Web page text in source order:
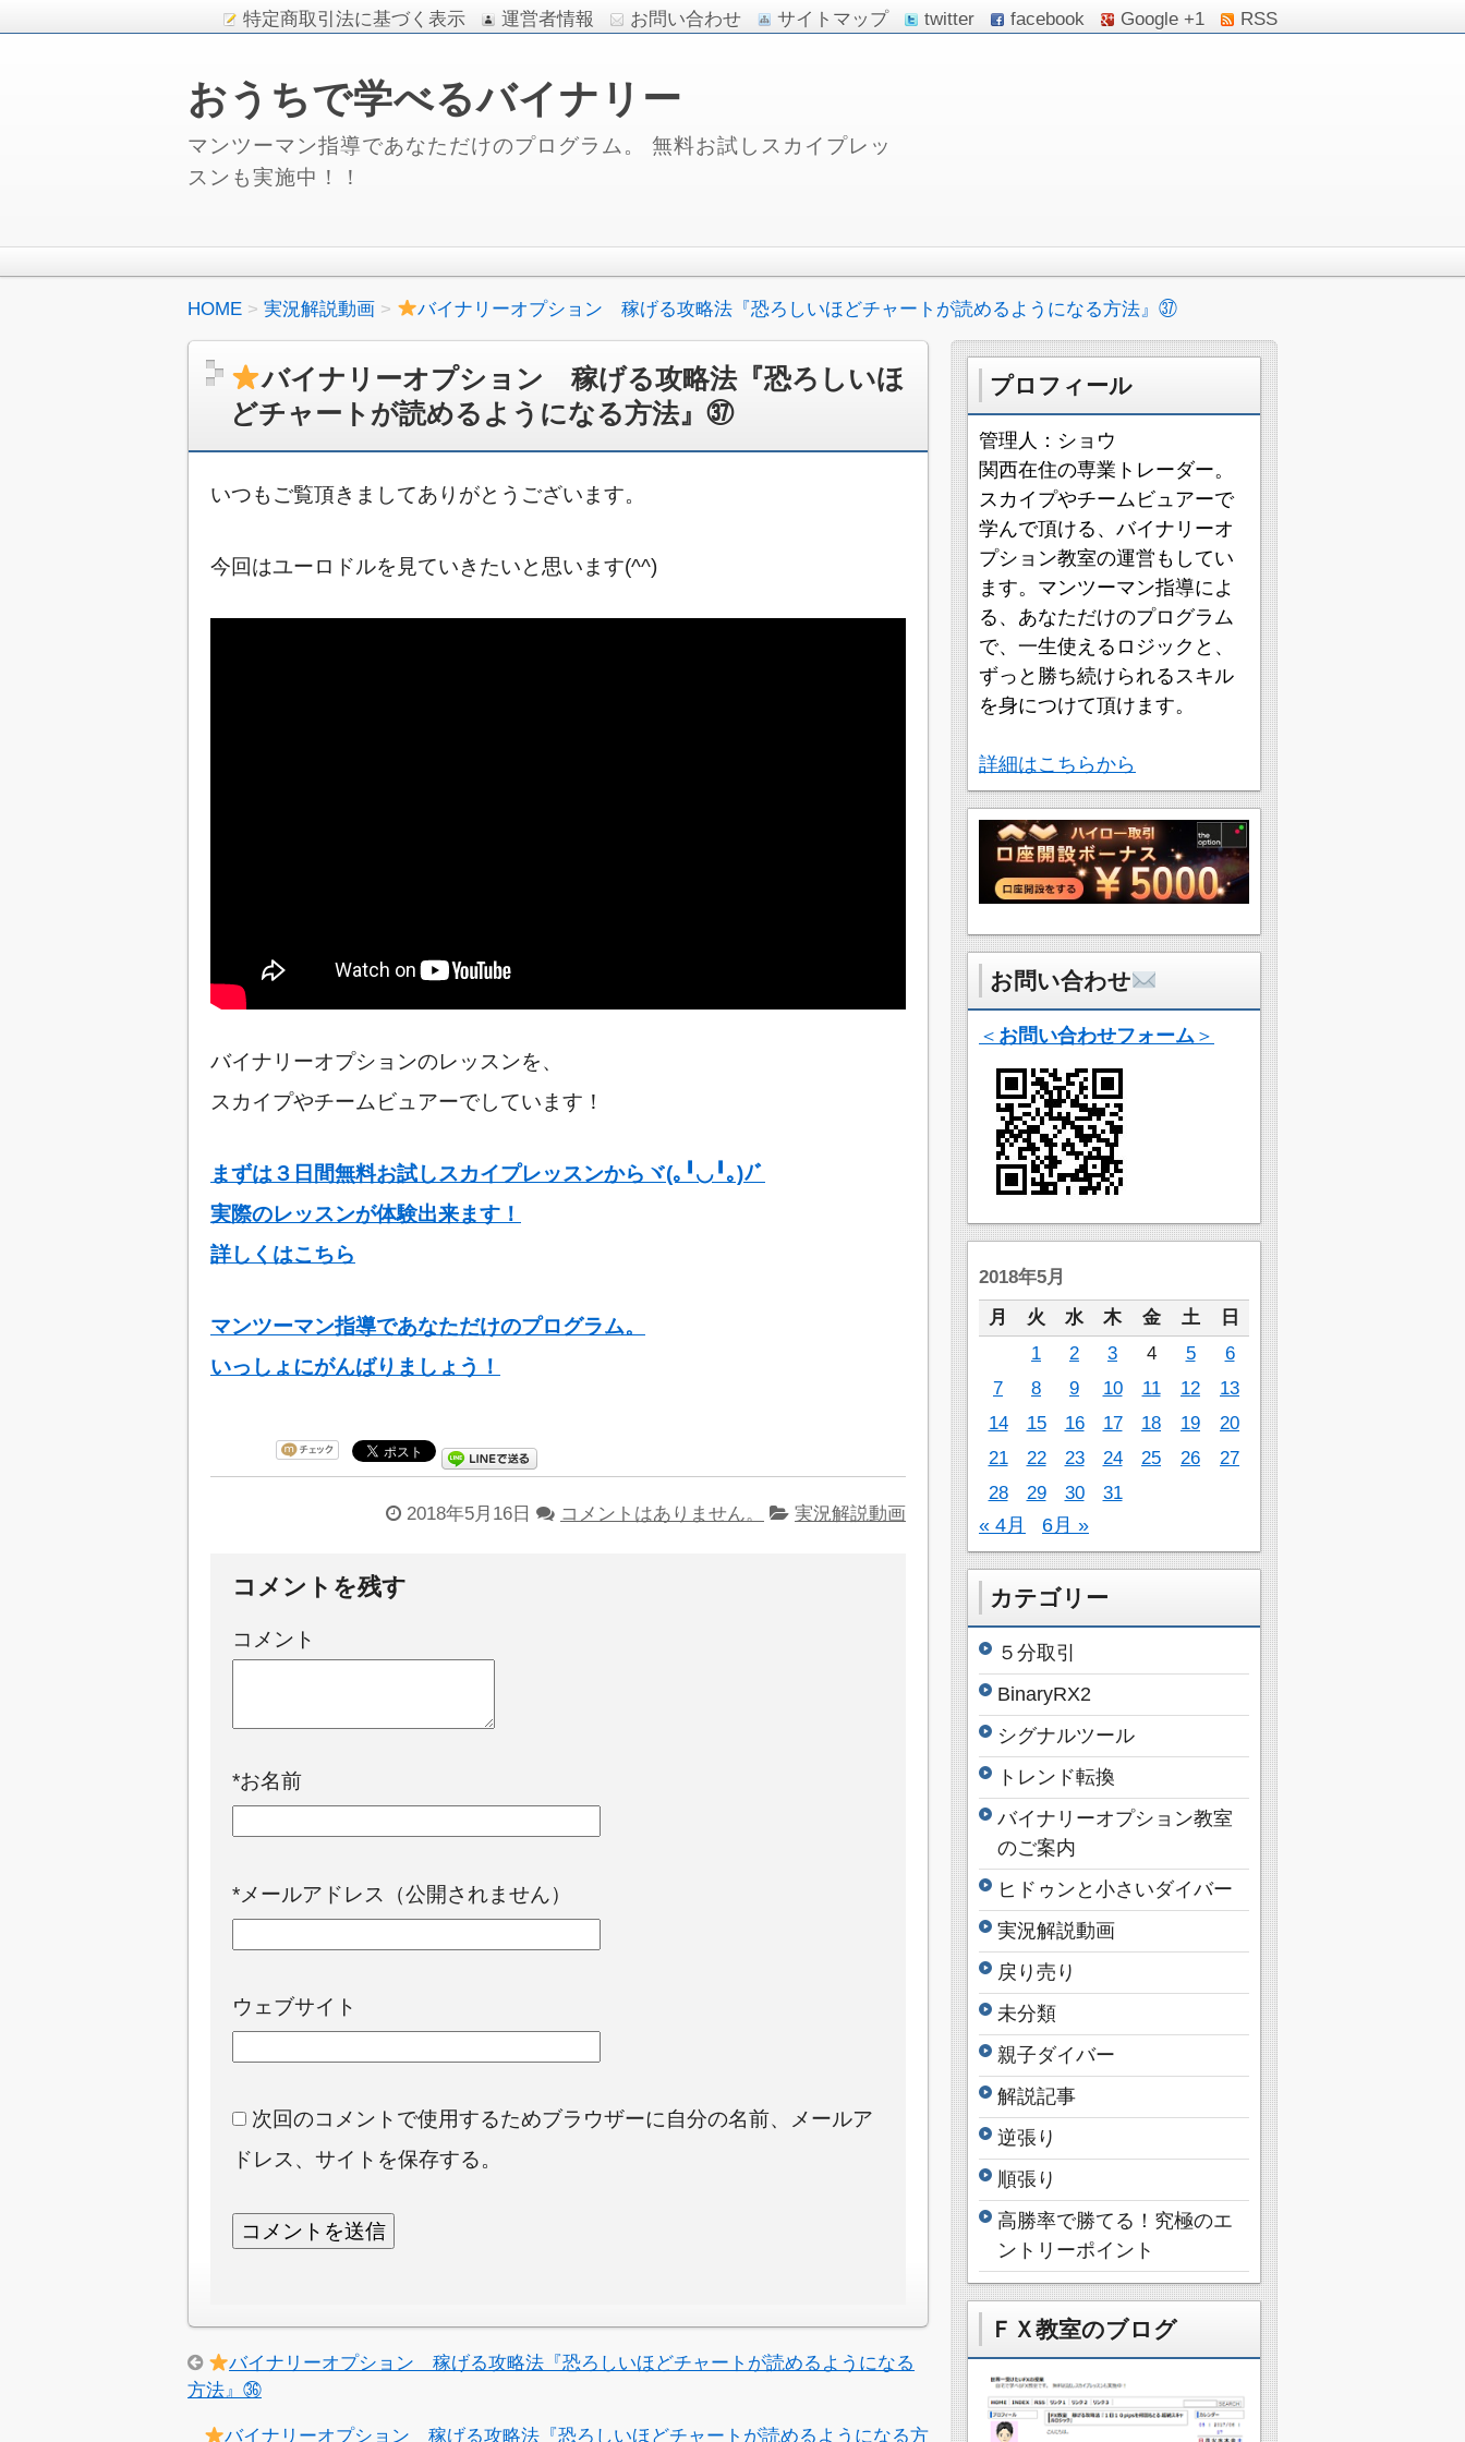
特定商取引法に基づく表示 運営者情報 お問い合わせ サイトマップ twitter facebook Google +1 RSS
おうちで学べるバイナリー
マンツーマン指導であなただけのプログラム。 無料お試しスカイプレッ
スンも実施中！！
HOME 実況解説動画 バイナリーオプション 稼げる攻略法『恐ろしいほどチャートが読めるようになる方法』㊲
バイナリーオプション 稼げる攻略法『恐ろしいほ
どチャートが読めるようになる方法』㊲
いつもご覧頂きましてありがとうございます。
今回はユーロドルを見ていきたいと思います(^^)
バイナリーオプションのレッスンを、
スカイプやチームビュアーでしています！
まずは３日間無料お試しスカイプレッスンからヾ(｡╹◡╹｡)ﾉﾞ
実際のレッスンが体験出来ます！
詳しくはこちら
マンツーマン指導であなただけのプログラム。
いっしょにがんばりましょう！
2018年5月16日 コメントはありません。 実況解説動画
コメントを残す
コメント
*お名前
*メールアドレス（公開されません）
ウェブサイト
次回のコメントで使用するためブラウザーに自分の名前、メールア
ドレス、サイトを保存する。
バイナリーオプション 稼げる攻略法『恐ろしいほどチャートが読めるようになる
方法』㊱
バイナリーオプション 稼げる攻略法『恐ろしいほどチャートが読めるようになる方
プロフィール
管理人：ショウ
関西在住の専業トレーダー。
スカイプやチームビュアーで
学んで頂ける、バイナリーオ
プション教室の運営もしてい
ます。マンツーマン指導によ
る、あなただけのプログラム
で、一生使えるロジックと、
ずっと勝ち続けられるスキル
を身につけて頂けます。
詳細はこちらから
お問い合わせ
＜ お問い合わせフォーム ＞
2018年5月
月
火 水 木 金 土
日
1
2 3 4 5
6
7
8 9 10 11 12
13
14
15 16 17 18 19
20
21
22 23 24 25 26
27
28
29 30 31
« 4月 6月 »
カテゴリー
５分取引
BinaryRX2
シグナルツール
トレンド転換
バイナリーオプション教室
のご案内
ヒドゥンと小さいダイバー
実況解説動画
戻り売り
未分類
親子ダイバー
解説記事
逆張り
順張り
高勝率で勝てる！究極のエ
ントリーポイント
ＦＸ教室のブログ